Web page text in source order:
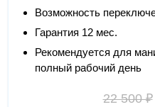
Возможность
Гарантия 12 мес.
Рекомендуется для
полный рабочий день
22 500 ₽